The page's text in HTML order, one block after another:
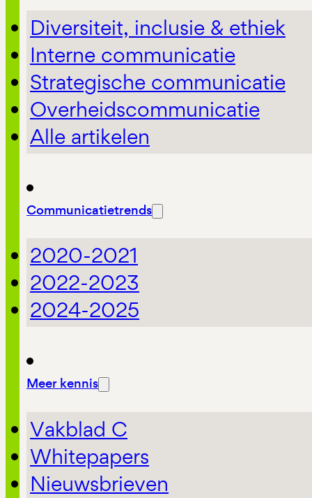
Diversiteit, inclusie & ethiek
Interne communicatie
Strategische communicatie
Overheidscommunicatie
Alle artikelen
Communicatietrends
2020-2021
2022-2023
2024-2025
Meer kennis
Vakblad C
Whitepapers
Nieuwsbrieven